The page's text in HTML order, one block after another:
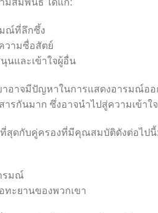
สัมพันธ์ ได้แก่:
ณ์ที่ลึกซึ้ง
วามซื่อสัตย์
นและเข้าใจผู้อื่น
าอาจมีปัญหาในการแสดงอารมณ์ออ
ารกันมาก ซึ่งอาจนำไปสู่ความเข้าใ
ที่สุดกับคู่ครองที่มีคุณสมบัติดังต่อไปนี้:
รมณ์
ทะยานของพวกเขา